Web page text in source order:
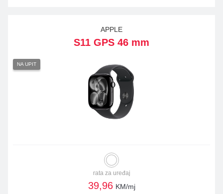
APPLE
S11 GPS 46 mm
NA UPIT
rata za uređaj
39,96 KM/mj